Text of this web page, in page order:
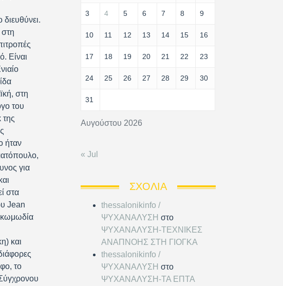
Είναι
στη
του
ήταν
για
στα
Jean
κωμωδία
και
το
Αυγούστου 2026
3 4 5 6 7 8 9
10 11 12 13 14 15 16
17 18 19 20 21 22 23
24 25 26 27 28 29 30
31
« Jul
ΣΧΌΛΙΑ
thessalonikinfo /
ΨΥΧΑΝΑΛΥΣΗ στο
ΨΥΧΑΝΑΛΥΣΗ-ΤΕΧΝΙΚΕΣ
ΑΝΑΠΝΟΗΣ ΣΤΗ ΓΙΟΓΚΑ
thessalonikinfo /
ΨΥΧΑΝΑΛΥΣΗ στο
ΨΥΧΑΝΑΛΥΣΗ-ΤΑ ΕΠΤΑ